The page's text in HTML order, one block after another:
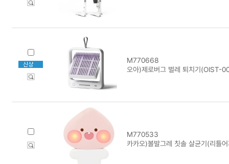
M770668
오아)제로버그 벌레 퇴치기(OIST-
M770533
카카오)볼발그레 칫솔 살균기(리틀